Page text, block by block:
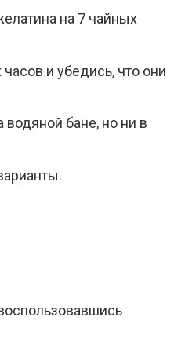
на 7 чайных
и убедись, что они
бане, но ни в